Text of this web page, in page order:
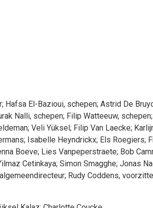
; Hafsa El-Bazioui, schepen; Astrid De
Nalli, schepen; Filip Watteeuw, schepen;
; Veli Yüksel; Filip Van Laecke;
; Isabelle Heyndrickx; Els Roegiers;
Boeve; Lies Vanpeperstraete; Bob
Cetinkaya; Simon Smagghe; Jonas
; Rudy Coddens,